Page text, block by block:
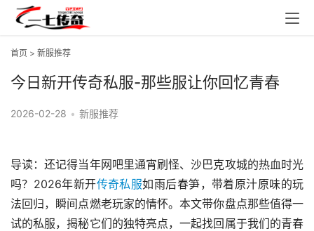
首页 > 新服推荐
今日新开传奇私服-那些服让你回忆青春
2026-02-28 • 新服推荐
导读：还记得当年网吧里通宵刷怪、沙巴克攻城的热血时光
吗？2026年新开传奇私服如雨后春笋，带着原汁原味的玩
法回归，瞬间点燃老玩家的情怀。本文带你盘点那些值得一
试的私服，揭秘它们的独特亮点，一起找回属于我们的青春